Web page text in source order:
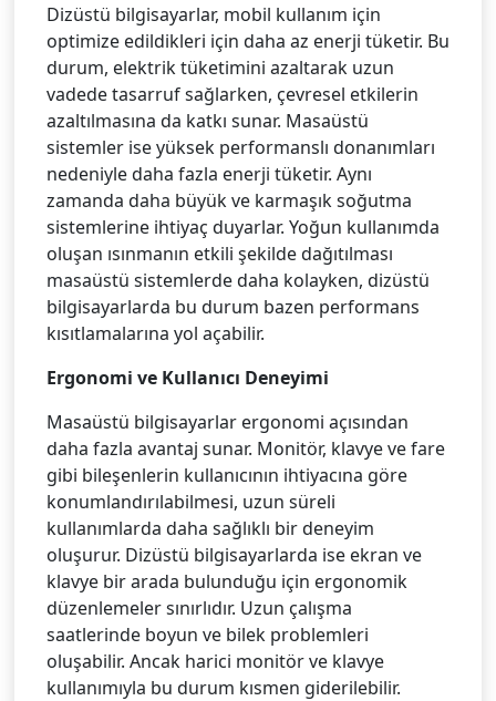
Dizüstü bilgisayarlar, mobil kullanım için
optimize edildikleri için daha az enerji tüketir. Bu
durum, elektrik tüketimini azaltarak uzun
vadede tasarruf sağlarken, çevresel etkilerin
azaltılmasına da katkı sunar. Masaüstü
sistemler ise yüksek performanslı donanımları
nedeniyle daha fazla enerji tüketir. Aynı
zamanda daha büyük ve karmaşık soğutma
sistemlerine ihtiyaç duyarlar. Yoğun kullanımda
oluşan ısınmanın etkili şekilde dağıtılması
masaüstü sistemlerde daha kolayken, dizüstü
bilgisayarlarda bu durum bazen performans
kısıtlamalarına yol açabilir.
Ergonomi ve Kullanıcı Deneyimi
Masaüstü bilgisayarlar ergonomi açısından
daha fazla avantaj sunar. Monitör, klavye ve fare
gibi bileşenlerin kullanıcının ihtiyacına göre
konumlandırılabilmesi, uzun süreli
kullanımlarda daha sağlıklı bir deneyim
oluşurur. Dizüstü bilgisayarlarda ise ekran ve
klavye bir arada bulunduğu için ergonomik
düzenlemeler sınırlıdır. Uzun çalışma
saatlerinde boyun ve bilek problemleri
oluşabilir. Ancak harici monitör ve klavye
kullanımıyla bu durum kısmen giderilebilir.